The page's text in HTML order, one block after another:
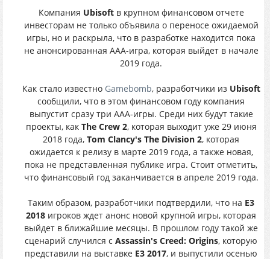
Компания Ubisoftв крупном финансовом отчете
инвесторам не только объявила о переносе ожидаемой
игры, но и раскрыла, что в разработке находится пока
не анонсированная ААА-игра, которая выйдет в начале
2019 года.
Как стало известно Gamebomb, разработчики из Ubisoft
сообщили, что в этом финансовом году компания
выпустит сразу три ААА-игры. Среди них будут такие
проекты, как The Crew 2, которая выходит уже 29 июня
2018 года, Tom Clancy's The Division 2, которая
ожидается к релизу в марте 2019 года, а также новая,
пока не представленная публике игра. Стоит отметить,
что финансовый год заканчивается в апреле 2019 года.
Таким образом, разработчики подтвердили, что на E3
2018 игроков ждет анонс новой крупной игры, которая
выйдет в ближайшие месяцы. В прошлом году такой же
сценарий случился с Assassin's Creed: Origins, которую
представили на выставке E3 2017, и выпустили осенью